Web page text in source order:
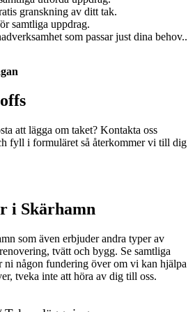
granskning av ditt tak.
samtliga uppdrag.
som passar just dina behov..
att lägga om taket? Kontakta oss
fyll i formuläret så återkommer vi till dig
i Skärhamn
som även erbjuder andra typer av
tvätt och bygg. Se samtliga
ni någon fundering över om vi kan hjälpa
tveka inte att höra av dig till oss.